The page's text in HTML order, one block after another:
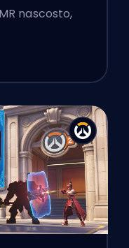
nascosto,